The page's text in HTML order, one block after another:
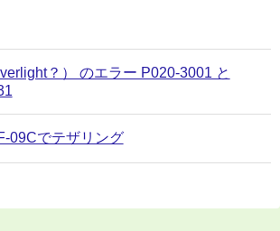
？） のエラー P020-3001 と
09Cでテザリング